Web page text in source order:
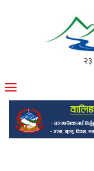
मोफसलकै लोकप्रिय